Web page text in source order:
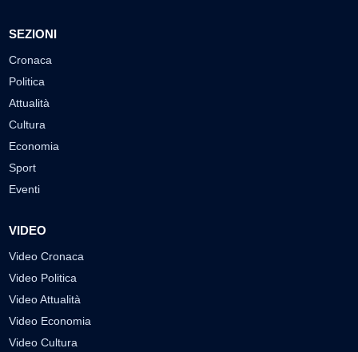
SEZIONI
Cronaca
Politica
Attualità
Cultura
Economia
Sport
Eventi
VIDEO
Video Cronaca
Video Politica
Video Attualità
Video Economia
Video Cultura